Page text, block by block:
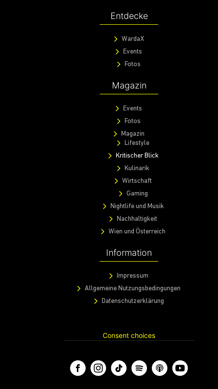
Entdecke
WardaX
Events
Fotos
Magazin
Events
Fotos
Magazin
Lifestyle
Kritischer Blick
Kulinarik
Wirtschaft
Gaming
Nightlife und Musik
Nachhaltigkeit
Wien und Österreich
Information
Impressum
Allgemeine Nutzungsbedingungen
Datenschutzerklärung
Consent choices